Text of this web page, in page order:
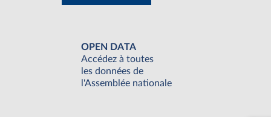
OPEN DATA
Accédez à toutes
les données de
l'Assemblée nationale